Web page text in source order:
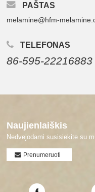
PAŠTAS
melamine@hfm-
TELEFONAS
86-595-22216883
Naujienlaiškis
Nedvejodami susisiekite su
Prenumeruoti